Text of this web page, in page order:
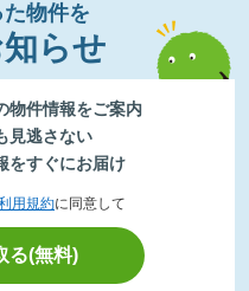
物件を
らせ
物件情報をご案内
見逃さない
をすぐにお届け
用規約に同意して
る(無料)